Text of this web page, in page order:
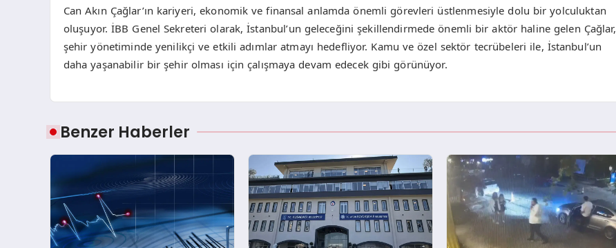
Can Akın Çağlar’ın kariyeri, ekonomik ve finansal anlamda önemli görevleri üstlenmesiyle dolu bir yolculuktan
oluşuyor. İBB Genel Sekreteri olarak, İstanbul’un geleceğini şekillendirmede önemli bir aktör haline gelen Çağlar,
şehir yönetiminde yenilikçi ve etkili adımlar atmayı hedefliyor. Kamu ve özel sektör tecrübeleri ile, İstanbul’un
daha yaşanabilir bir şehir olması için çalışmaya devam edecek gibi görünüyor.
Benzer Haberler